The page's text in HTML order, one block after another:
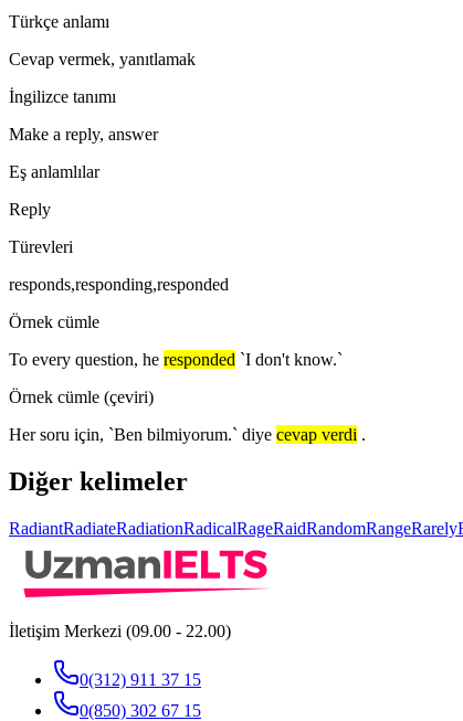
Türkçe anlamı
Cevap vermek, yanıtlamak
İngilizce tanımı
Make a reply, answer
Eş anlamlılar
Reply
Türevleri
responds,responding,responded
Örnek cümle
To every question, he responded `I don't know.`
Örnek cümle (çeviri)
Her soru için, `Ben bilmiyorum.` diye cevap verdi .
Diğer kelimeler
RadiantRadiateRadiationRadicalRageRaidRandomRangeRarely
İletişim Merkezi (09.00 - 22.00)
0(312) 911 37 15
0(850) 302 67 15